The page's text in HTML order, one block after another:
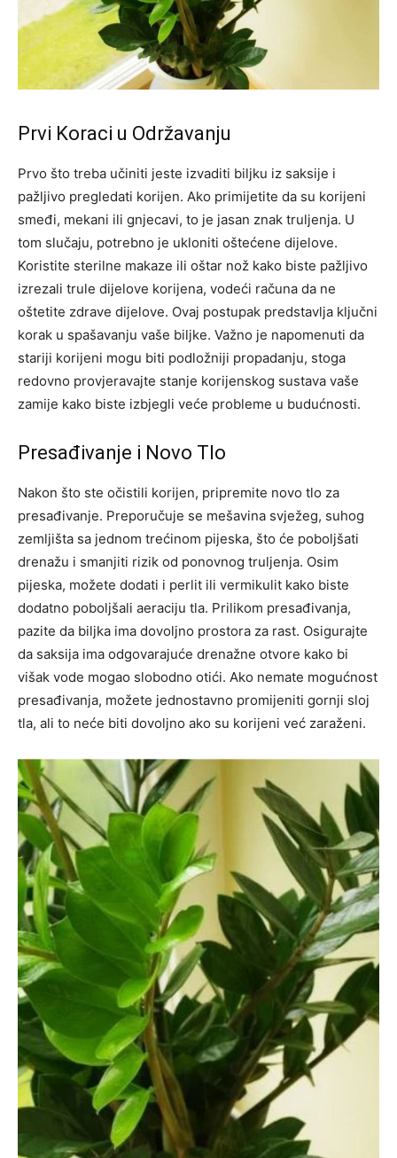
Prvi Koraci u Održavanju
Prvo što treba učiniti jeste izvaditi biljku iz saksije i
pažljivo pregledati korijen. Ako primijetite da su korijeni
smeđi, mekani ili gnjecavi, to je jasan znak truljenja. U
tom slučaju, potrebno je ukloniti oštećene dijelove.
Koristite sterilne makaze ili oštar nož kako biste pažljivo
izrezali trule dijelove korijena, vodeći računa da ne
oštetite zdrave dijelove. Ovaj postupak predstavlja ključni
korak u spašavanju vaše biljke. Važno je napomenuti da
stariji korijeni mogu biti podložniji propadanju, stoga
redovno provjeravajte stanje korijenskog sustava vaše
zamije kako biste izbjegli veće probleme u budućnosti.
Presađivanje i Novo Tlo
Nakon što ste očistili korijen, pripremite novo tlo za
presađivanje. Preporučuje se mešavina svježeg, suhog
zemljišta sa jednom trećinom pijeska, što će poboljšati
drenažu i smanjiti rizik od ponovnog truljenja. Osim
pijeska, možete dodati i perlit ili vermikulit kako biste
dodatno poboljšali aeraciju tla. Prilikom presađivanja,
pazite da biljka ima dovoljno prostora za rast. Osigurajte
da saksija ima odgovarajuće drenažne otvore kako bi
višak vode mogao slobodno otići. Ako nemate mogućnost
presađivanja, možete jednostavno promijeniti gornji sloj
tla, ali to neće biti dovoljno ako su korijeni već zaraženi.